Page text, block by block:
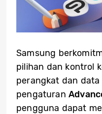
Samsung
pilihan dan kontrol
perangkat dan data
pengaturan
pengguna dapat